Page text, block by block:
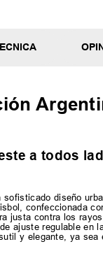
a todos
diseño
confeccionada
justa contra los
ajuste regulable en
y elegante, ya